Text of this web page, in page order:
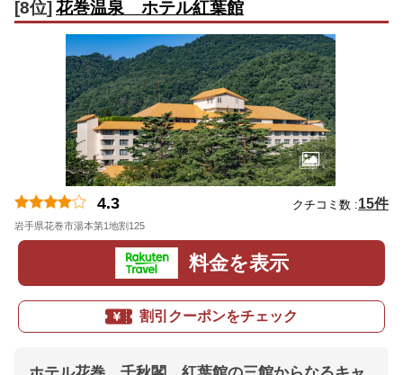
[8位] 花巻温泉 ホテル紅葉館
4.3 クチコミ数 :15件
岩手県花巻市湯本第1地割125
料金を表示
割引クーポンをチェック